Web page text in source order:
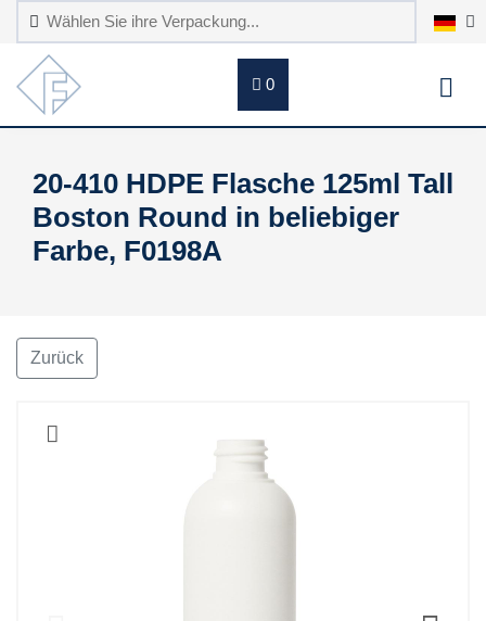
0
20-410 HDPE Flasche 125ml Tall
Boston Round in beliebiger
Farbe, F0198A
Zurück